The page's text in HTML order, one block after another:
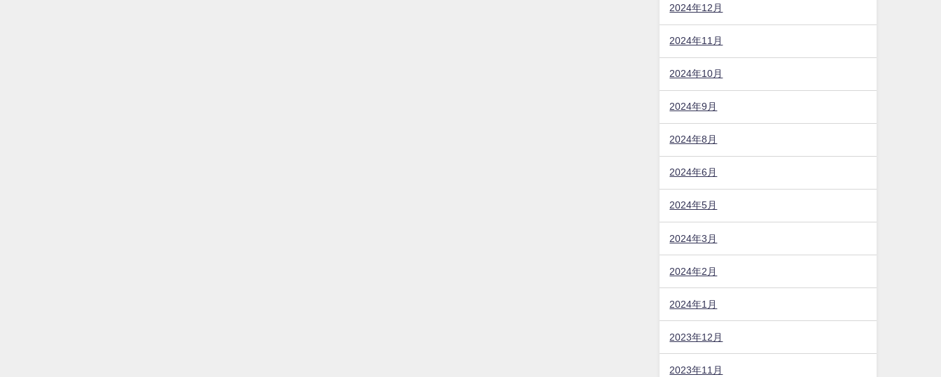
2024年12月
2024年11月
2024年10月
2024年9月
2024年8月
2024年6月
2024年5月
2024年3月
2024年2月
2024年1月
2023年12月
2023年11月